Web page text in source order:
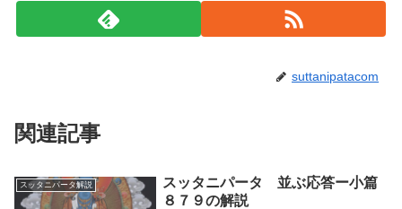
suttanipatacom
関連記事
スッタニパータ解説
スッタニパータ 並ぶ応答ー小篇
８７９の解説